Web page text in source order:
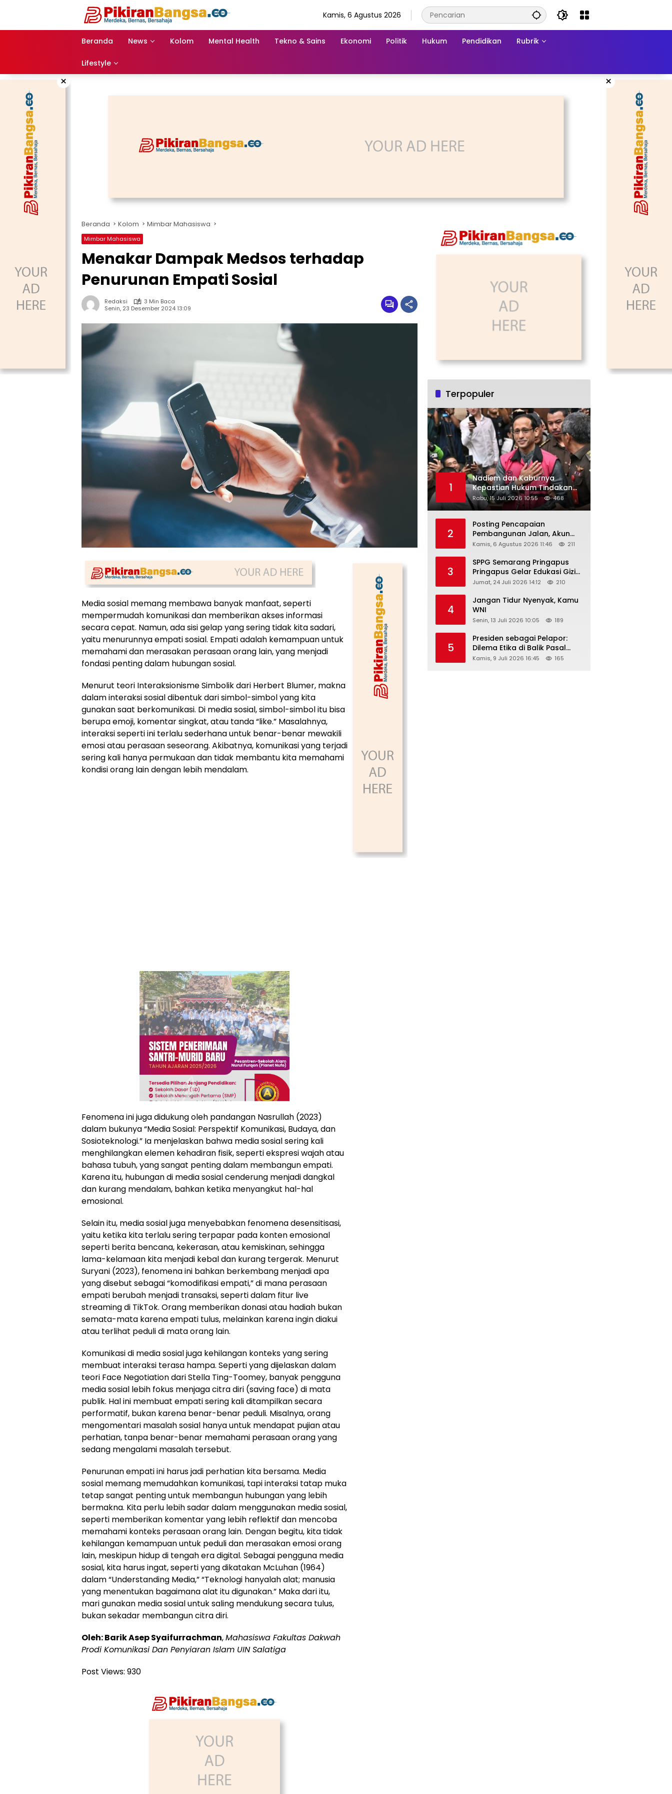
Kamis, 6 Agustus 2026
Beranda News Kolom Mental Health Tekno & Sains Ekonomi Politik Hukum Pendidikan Rubrik
Lifestyle
× ×
Beranda Kolom Mimbar Mahasiswa
Mimbar Mahasiswa
Menakar Dampak Medsos terhadap
Penurunan Empati Sosial
Redaksi
3 Min Baca
Senin, 23 Desember 2024 13:09
Media sosial memang membawa banyak manfaat, seperti
mempermudah komunikasi dan memberikan akses informasi
secara cepat. Namun, ada sisi gelap yang sering tidak kita sadari,
yaitu menurunnya empati sosial. Empati adalah kemampuan untuk
memahami dan merasakan perasaan orang lain, yang menjadi
fondasi penting dalam hubungan sosial.
Menurut teori Interaksionisme Simbolik dari Herbert Blumer, makna
dalam interaksi sosial dibentuk dari simbol-simbol yang kita
gunakan saat berkomunikasi. Di media sosial, simbol-simbol itu bisa
berupa emoji, komentar singkat, atau tanda “like.” Masalahnya,
interaksi seperti ini terlalu sederhana untuk benar-benar mewakili
emosi atau perasaan seseorang. Akibatnya, komunikasi yang terjadi
sering kali hanya permukaan dan tidak membantu kita memahami
kondisi orang lain dengan lebih mendalam.
Fenomena ini juga didukung oleh pandangan Nasrullah (2023)
dalam bukunya “Media Sosial: Perspektif Komunikasi, Budaya, dan
Sosioteknologi.” Ia menjelaskan bahwa media sosial sering kali
menghilangkan elemen kehadiran fisik, seperti ekspresi wajah atau
bahasa tubuh, yang sangat penting dalam membangun empati.
Karena itu, hubungan di media sosial cenderung menjadi dangkal
dan kurang mendalam, bahkan ketika menyangkut hal-hal
emosional.
Selain itu, media sosial juga menyebabkan fenomena desensitisasi,
yaitu ketika kita terlalu sering terpapar pada konten emosional
seperti berita bencana, kekerasan, atau kemiskinan, sehingga
lama-kelamaan kita menjadi kebal dan kurang tergerak. Menurut
Suryani (2023), fenomena ini bahkan berkembang menjadi apa
yang disebut sebagai “komodifikasi empati,” di mana perasaan
empati berubah menjadi transaksi, seperti dalam fitur live
streaming di TikTok. Orang memberikan donasi atau hadiah bukan
semata-mata karena empati tulus, melainkan karena ingin diakui
atau terlihat peduli di mata orang lain.
Komunikasi di media sosial juga kehilangan konteks yang sering
membuat interaksi terasa hampa. Seperti yang dijelaskan dalam
teori Face Negotiation dari Stella Ting-Toomey, banyak pengguna
media sosial lebih fokus menjaga citra diri (saving face) di mata
publik. Hal ini membuat empati sering kali ditampilkan secara
performatif, bukan karena benar-benar peduli. Misalnya, orang
mengomentari masalah sosial hanya untuk mendapat pujian atau
perhatian, tanpa benar-benar memahami perasaan orang yang
sedang mengalami masalah tersebut.
Penurunan empati ini harus jadi perhatian kita bersama. Media
sosial memang memudahkan komunikasi, tapi interaksi tatap muka
tetap sangat penting untuk membangun hubungan yang lebih
bermakna. Kita perlu lebih sadar dalam menggunakan media sosial,
seperti memberikan komentar yang lebih reflektif dan mencoba
memahami konteks perasaan orang lain. Dengan begitu, kita tidak
kehilangan kemampuan untuk peduli dan merasakan emosi orang
lain, meskipun hidup di tengah era digital. Sebagai pengguna media
sosial, kita harus ingat, seperti yang dikatakan McLuhan (1964)
dalam “Understanding Media,” “Teknologi hanyalah alat; manusia
yang menentukan bagaimana alat itu digunakan.” Maka dari itu,
mari gunakan media sosial untuk saling mendukung secara tulus,
bukan sekadar membangun citra diri.
Oleh: Barik Asep Syaifurrachman,Mahasiswa Fakultas Dakwah
Prodi Komunikasi Dan Penyiaran Islam UIN Salatiga
Post Views: 930
Terpopuler
1
Nadiem dan Kaburnya
Kepastian Hukum Tindakan
Pejabat Publik
Rabu, 15 Juli 2026 10:55 468
2
Posting Pencapaian
Pembangunan Jalan, Akun
Facebook Pemerintah
“Dirujak” Warganet
Kamis, 6 Agustus 2026 11:46 211
3
SPPG Semarang Pringapus
Pringapus Gelar Edukasi Gizi
di PAUD Bina Balita Peringati
Jumat, 24 Juli 2026 14:12 210
4
Jangan Tidur Nyenyak, Kamu
WNI
Senin, 13 Juli 2026 10:05 189
5
Presiden sebagai Pelapor:
Dilema Etika di Balik Pasal
218–220 KUHP
Kamis, 9 Juli 2026 16:45 165